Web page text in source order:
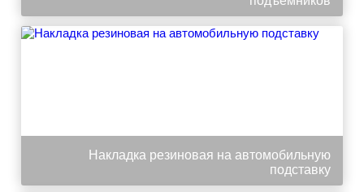
Накладка резиновая на автомобильную
подставку